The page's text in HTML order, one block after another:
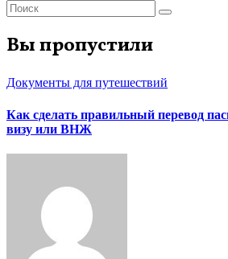
Вы пропустили
Документы для путешествий
Как сделать правильный перевод
визу или ВНЖ